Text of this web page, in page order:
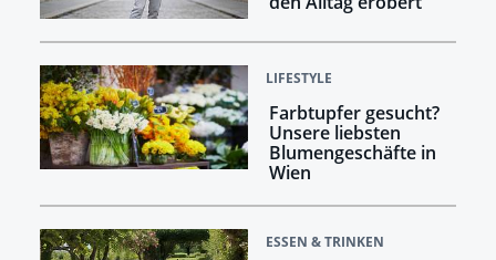
LIFESTYLE
Farbtupfer gesucht?
Unsere liebsten
Blumengeschäfte in
Wien
ESSEN & TRINKEN